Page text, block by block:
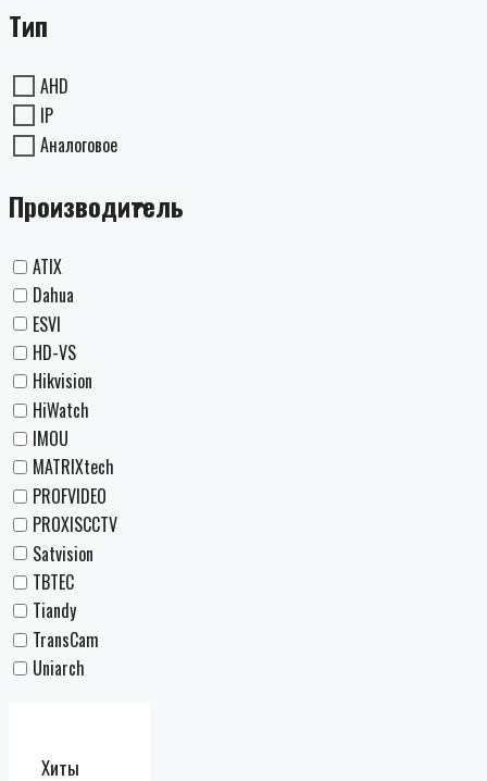
Тип
AHD
IP
Аналоговое
Производитель
ATIX
Dahua
ESVI
HD-VS
Hikvision
HiWatch
IMOU
MATRIXtech
PROFVIDEO
PROXISCCTV
Satvision
TBTEC
Tiandy
TransCam
Uniarch
Хиты